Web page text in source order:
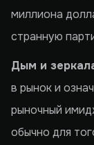
миллиона
странную
Дым и
в рынок и
рыночный
обычно для